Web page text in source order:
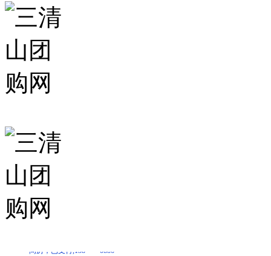
杭州游客预订了6号女神宾馆3
间房，已支付,136****2142
间房，已支付,131****8049
绍兴游客预订了4号日上山庄2
广东张先生预订了女神宾馆2
间房，已支付,138****3487
武汉刘小姐预订了云游假日4
深圳王先生预订了三清山庄1
间房，已支付,137****4353
间房，已支付,138****3223
上海宋先生预订了蓬莱山庄3
间房，已支付,135****9978
温州杨先生预订了日上山庄6
间房，已支付,158****6575
宁波郑小姐预订了日上山庄2
间房，已支付,150****3519